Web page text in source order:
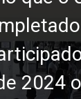
2024